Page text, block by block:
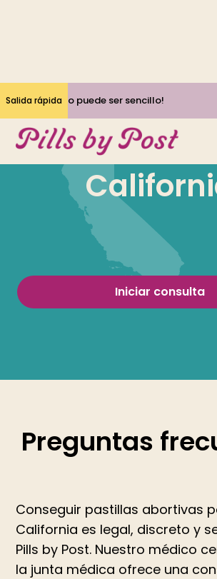
Sí, ¡el aborto puede ser sencillo!
Salida rápida
Iniciar consulta
Preguntas
Conseguir pastillas abortivas
California es legal, discreto y
Pills by Post. Nuestro médico
la junta médica ofrece una